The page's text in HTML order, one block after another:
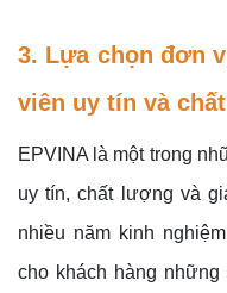
3. Lựa chọn đơn
viên uy tín và
EPVINA là một trong
uy tín, chất lượng và
nhiều năm kinh
cho khách hàng